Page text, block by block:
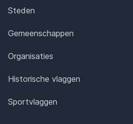
Steden
Gemeenschappen
Organisaties
Historische vlaggen
Sportvlaggen